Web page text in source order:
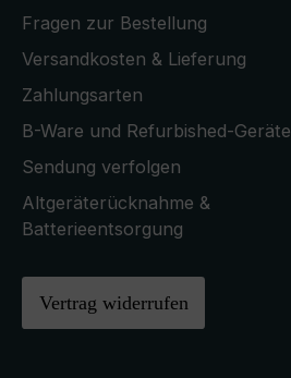
Fragen zur Bestellung
Versandkosten & Lieferung
Zahlungsarten
B-Ware und Refurbished-Geräte
Sendung verfolgen
Altgeräterücknahme &
Batterieentsorgung
Vertrag widerrufen